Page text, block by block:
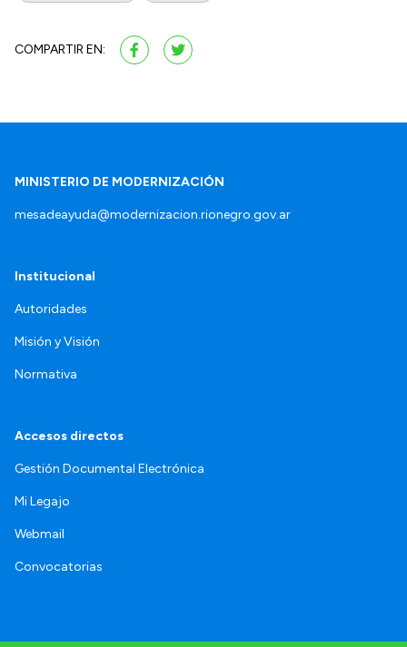
COMPARTIR EN:
MINISTERIO DE MODERNIZACIÓN
mesadeayuda@modernizacion.rionegro.gov.ar
Institucional
Autoridades
Misión y Visión
Normativa
Accesos directos
Gestión Documental Electrónica
Mi Legajo
Webmail
Convocatorias